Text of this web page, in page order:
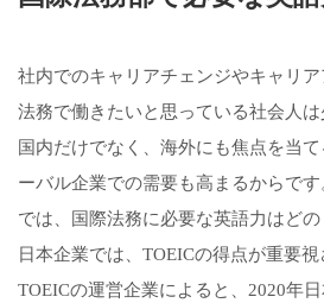
社内でのキャリアチェンジやキャリ
法務で働きたいと思っている社会人は
国内だけでなく、海外にも焦点を当
ーバル企業での需要も高まるからです
では、国際法務に必要な英語力はどの
日本企業では、TOEICの得点が重要視
TOEICの運営企業によると、2020年